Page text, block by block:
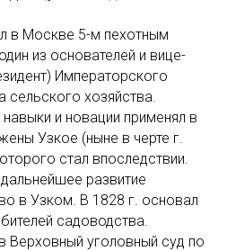
в Москве 5-м пехотным
из основателей и вице-
Императорского
хозяйства.
и новации применял в
Узкое (ныне в черте г.
стал впоследствии.
развитие
в Узком. В 1828 г. основал
садоводства.
Верховный уголовный суд по